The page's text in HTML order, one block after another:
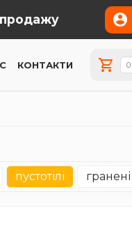
продажу
КОНТАКТИ
пустотілі гранені